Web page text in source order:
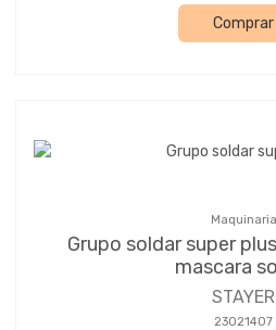
Comprar
Maquinaria
Grupo soldar super
mascara
STAYER
23021407